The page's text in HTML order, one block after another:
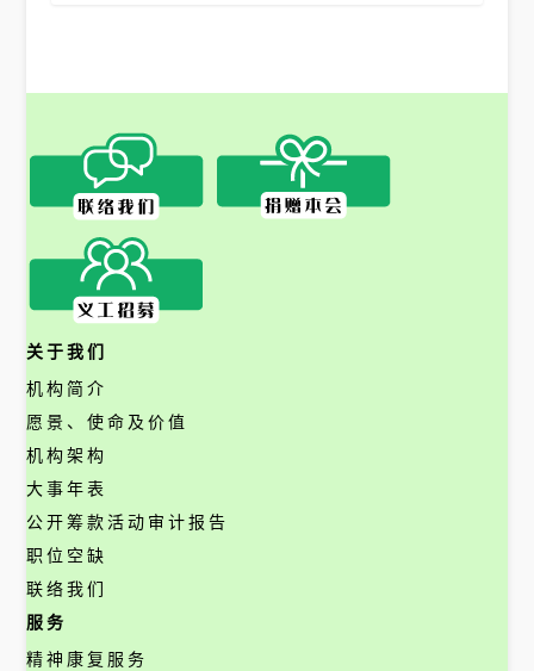
关于我们
机构简介
愿景、使命及价值
机构架构
大事年表
公开筹款活动审计报告
职位空缺
联络我们
服务
精神康复服务